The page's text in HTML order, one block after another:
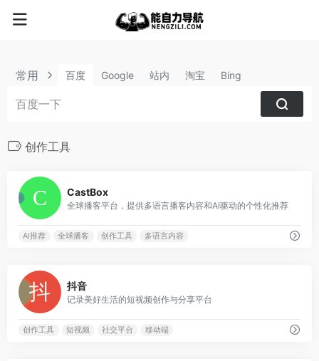
常用 百度 Google 站内 淘宝 Bing
创作工具
CastBox
全球播客平台，提供多语言播客内容和AI驱动的个性化推荐
AI推荐 全球播客 创作工具 多语言内容
抖音
记录美好生活的短视频创作与分享平台
创作工具 短视频 社交平台 移动端